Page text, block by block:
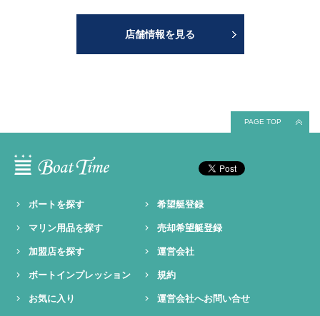
店舗情報を見る
PAGE TOP
ボートを探す
マリン用品を探す
加盟店を探す
ボートインプレッション
お気に入り
希望艇登録
売却希望艇登録
運営会社
規約
運営会社へお問い合せ